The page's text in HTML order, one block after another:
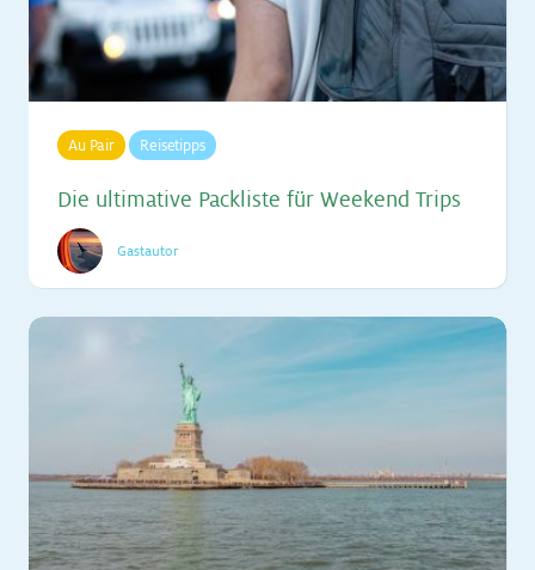
Au Pair Reisetipps
Die ul­ti­ma­ti­ve Pack­lis­te für Weekend Trips
Gastautor